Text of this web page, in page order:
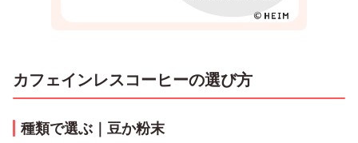
カフェインレスコーヒーの選び方
種類で選ぶ｜豆か粉末